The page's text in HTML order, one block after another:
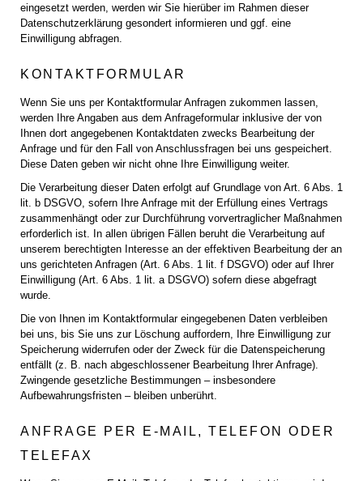
eingesetzt werden, werden wir Sie hierüber im Rahmen dieser
Datenschutzerklärung gesondert informieren und ggf. eine
Einwilligung abfragen.
KONTAKTFORMULAR
Wenn Sie uns per Kontaktformular Anfragen zukommen lassen,
werden Ihre Angaben aus dem Anfrageformular inklusive der von
Ihnen dort angegebenen Kontaktdaten zwecks Bearbeitung der
Anfrage und für den Fall von Anschlussfragen bei uns gespeichert.
Diese Daten geben wir nicht ohne Ihre Einwilligung weiter.
Die Verarbeitung dieser Daten erfolgt auf Grundlage von Art. 6 Abs. 1
lit. b DSGVO, sofern Ihre Anfrage mit der Erfüllung eines Vertrags
zusammenhängt oder zur Durchführung vorvertraglicher Maßnahmen
erforderlich ist. In allen übrigen Fällen beruht die Verarbeitung auf
unserem berechtigten Interesse an der effektiven Bearbeitung der an
uns gerichteten Anfragen (Art. 6 Abs. 1 lit. f DSGVO) oder auf Ihrer
Einwilligung (Art. 6 Abs. 1 lit. a DSGVO) sofern diese abgefragt
wurde.
Die von Ihnen im Kontaktformular eingegebenen Daten verbleiben
bei uns, bis Sie uns zur Löschung auffordern, Ihre Einwilligung zur
Speicherung widerrufen oder der Zweck für die Datenspeicherung
entfällt (z. B. nach abgeschlossener Bearbeitung Ihrer Anfrage).
Zwingende gesetzliche Bestimmungen – insbesondere
Aufbewahrungsfristen – bleiben unberührt.
ANFRAGE PER E-MAIL, TELEFON ODER
TELEFAX